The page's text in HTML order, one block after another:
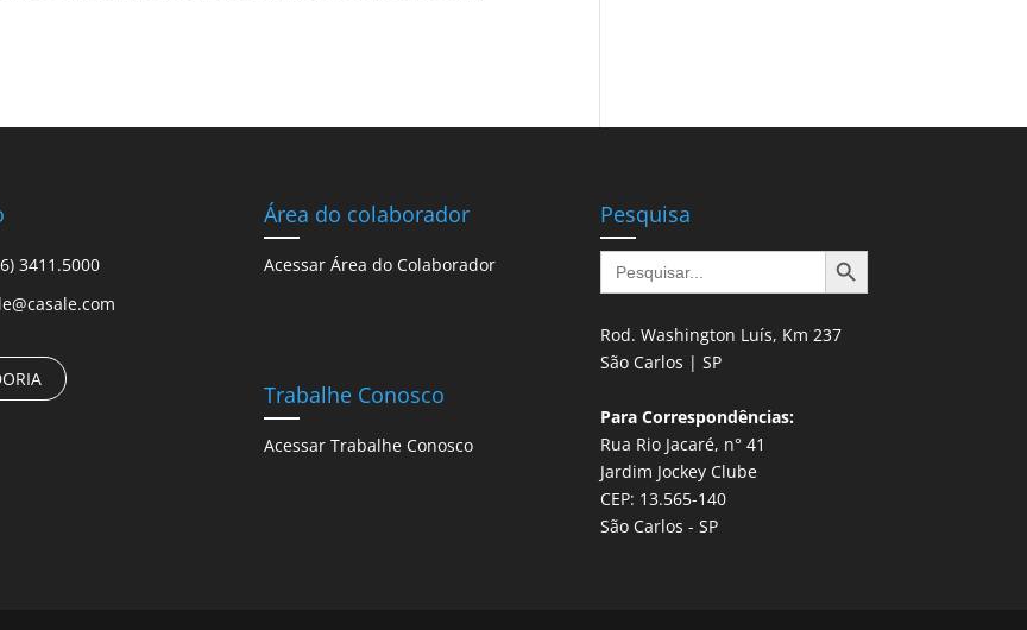
3411.5000
Área do colaborador
Acessar Área do Colaborador
Trabalhe Conosco
Acessar Trabalhe Conosco
Pesquisa
Search
for:
Search Button
Rod. Washington Luís, Km 237
São Carlos | SP
Para Correspondências:
Rua Rio Jacaré, n° 41
Jardim Jockey Clube
CEP: 13.565-140
São Carlos - SP